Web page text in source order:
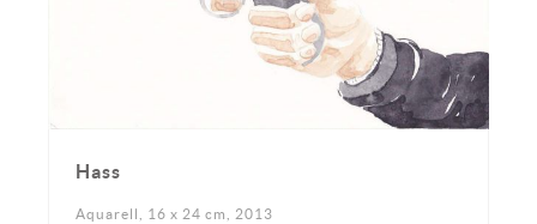
Hass
Aquarell, 16 x 24 cm, 2013